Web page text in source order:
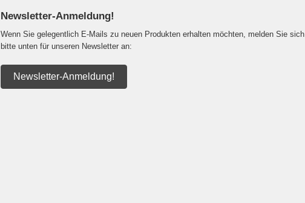
Newsletter-Anmeldung!
Wenn Sie gelegentlich E-Mails zu neuen Produkten erhalten möchten, melden Sie sich
bitte unten für unseren Newsletter an:
Newsletter-Anmeldung!